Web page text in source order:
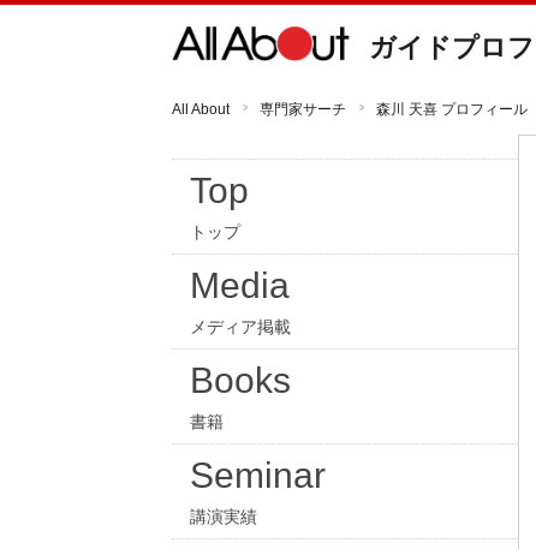
ガイドプロ
All About 専門家サーチ 森川 天喜 プロフィール
Top
トップ
Media
メディア掲載
Books
書籍
Seminar
講演実績